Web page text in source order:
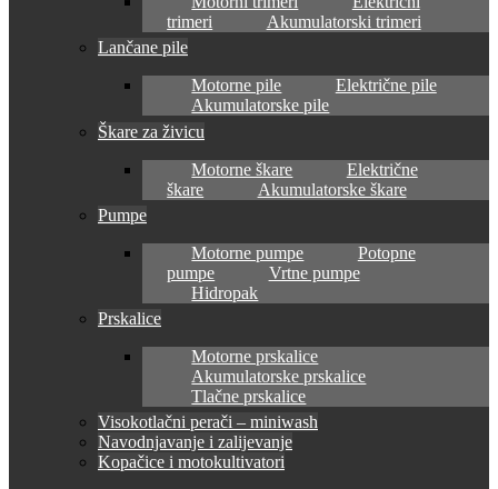
trimeri
Akumulatorski trimeri
Lančane pile
Motorne pile
Električne pile
Akumulatorske pile
Škare za živicu
Motorne škare
Električne
škare
Akumulatorske škare
Pumpe
Motorne pumpe
Potopne
pumpe
Vrtne pumpe
Hidropak
Prskalice
Motorne prskalice
Akumulatorske prskalice
Tlačne prskalice
Visokotlačni perači – miniwash
Navodnjavanje i zalijevanje
Kopačice i motokultivatori